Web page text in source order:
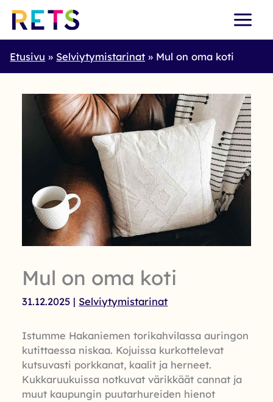
Skip
Etusivu
Selviytymistarinat Mul on oma koti
Mul on oma koti
31.12.2025 | Selviytymistarinat
Istumme Hakaniemen torikahvilassa auringon
kutittaessa niskaa. Kojuissa kurkottelevat
kutsuvasti porkkanat, kaalit ja herneet.
Kukkaruukuissa notkuvat värikkäät cannat ja
muut kaupungin puutarhureiden hienot